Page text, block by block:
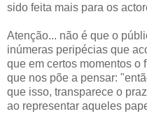
sido feita mais para os
Atenção... não é que o
inúmeras peripécias que
que em certos momentos o
que nos põe a pensar:
que isso, transparece o
ao representar aqueles